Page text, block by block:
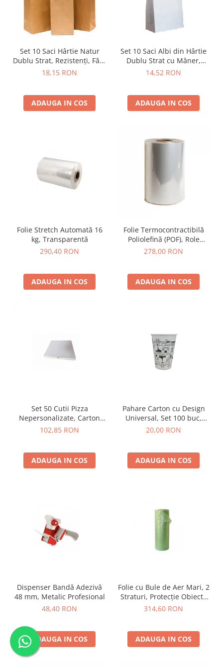
Set 10 Saci Hârtie Natur
Dublu Strat, Rezistenți, Fără
Mâner
18,15 RON
ADAUGA IN COS
Set 10 Saci Albi din Hârtie
Dublu Strat cu Mâner,
Rezistenți, pentru Făină și
14,52 RON
ADAUGA IN COS
Folie Stretch Automată 16
kg, Transparentă
290,40 RON
ADAUGA IN COS
Folie Termocontractibilă
Poliolefină (POF), Role
Diverse Lățimi și Grosimi
278,00 RON
ADAUGA IN COS
Set 50 Cutii Pizza
Nepersonalizate, Carton
Micro-Ondul, Alb/Natur
102,85 RON
ADAUGA IN COS
Pahare Carton cu Design
Universal, Set 100 buc,
Diverse Mărimi
20,00 RON
ADAUGA IN COS
Dispenser Bandă Adezivă
48 mm, Metalic Profesional
48,40 RON
ADAUGA IN COS
Folie cu Bule de Aer Mari, 2
Straturi, Protecție Obiecte
Grele
314,60 RON
ADAUGA IN COS